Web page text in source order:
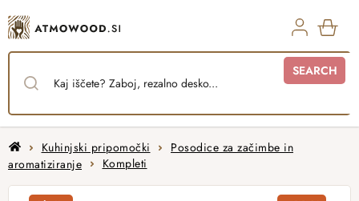
to
content
SEARCH
HomeKuhinjski pripomočki
Posodice za začimbe in
aromatiziranje
Kompleti